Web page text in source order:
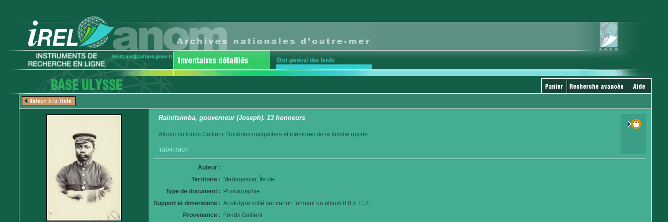
Rainitsimba, gouverneur (Joseph). 13 honneurs
Album du fonds Gallieni. Notables malgaches et membres de la famille royale.
1904-1907
Auteur :
Territoire : Madagascar, Île de
Type de document : Photographie
Support et dimensions : Aristotype collé sur carton formant un album 8,8 x 11,8
Provenance : Fonds Gallieni